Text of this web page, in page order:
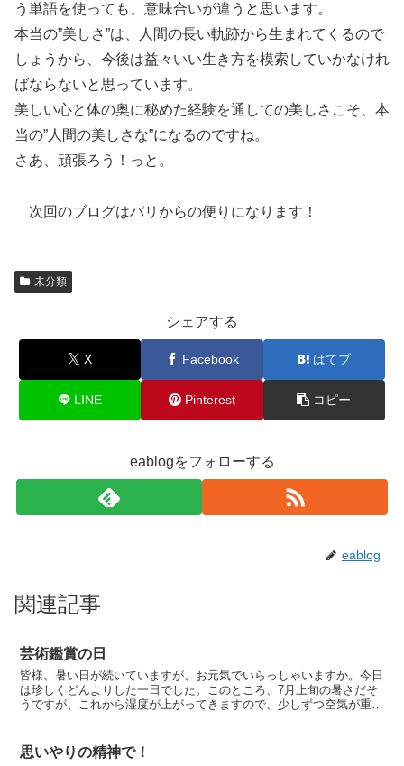
う単語を使っても、意味合いが違うと思います。
本当の”美しさ”は、人間の長い軌跡から生まれてくるので
しょうから、今後は益々いい生き方を模索していかなけれ
ばならないと思っています。
美しい心と体の奥に秘めた経験を通しての美しさこそ、本
当の”人間の美しさな”になるのですね。
さあ、頑張ろう！っと。
次回のブログはパリからの便りになります！
未分類
シェアする
X Facebook はてブ
LINE Pinterest コピー
eablogをフォローする
eablog
関連記事
芸術鑑賞の日
皆様、暑い日が続いていますが、お元気でいらっしゃいますか。今日
は珍しくどんよりした一日でした。このところ、7月上旬の暑さだそ
うですが、これから湿度が上がってきますので、少しずつ空気が重く
思いやりの精神で！